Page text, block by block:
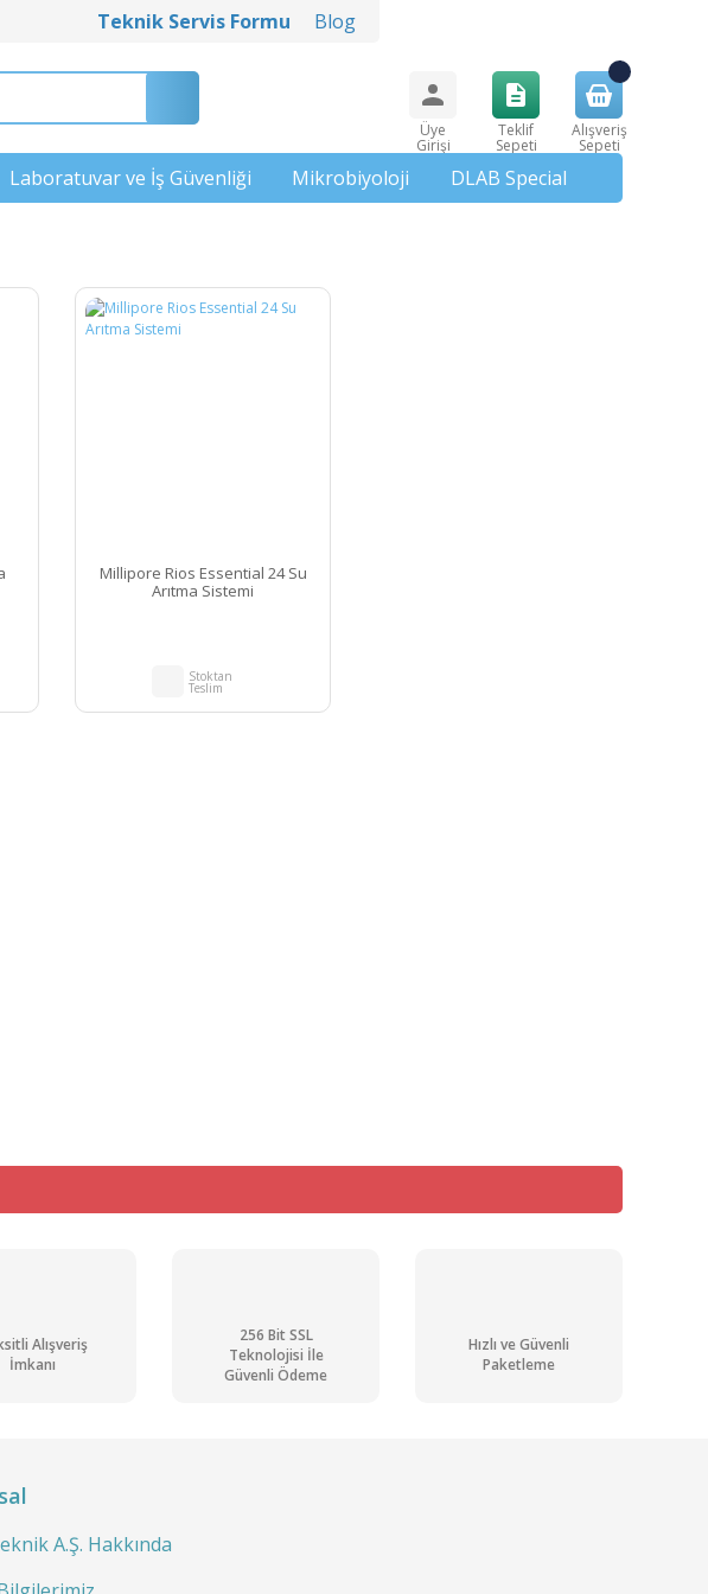
Teknik Servis Formu Blog
Üye
Girişi
Teklif
Sepeti
Alışveriş
Sepeti
Laboratuvar ve İş Güvenliği Mikrobiyoloji DLAB Special
Millipore Rios Essential 24 Su
Arıtma Sistemi
Stoktan
Teslim
Alışveriş
İmkanı
256 Bit SSL
Teknolojisi İle
Güvenli Ödeme
Hızlı ve Güvenli
Paketleme
A.Ş. Hakkında